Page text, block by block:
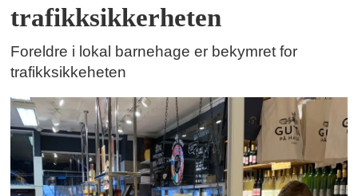
trafikksikkerheten
Foreldre i lokal barnehage er bekymret for
trafikksikkeheten